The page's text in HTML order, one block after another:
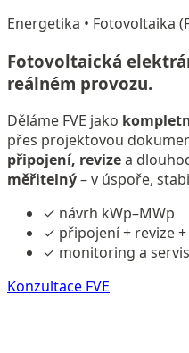
Energetika • Fotovoltaika
Fotovoltaická
reálném provozu.
Děláme FVE jako
přes projektovou
připojení, revizea
měřitelný– v úspoře,
✓ návrh kWp–MWp
✓ připojení + revize
✓ monitoring a
Konzultace FVE